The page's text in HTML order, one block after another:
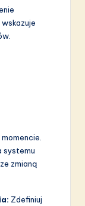
systemu
zmianą
Zdefiniuj